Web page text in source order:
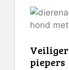
piepers